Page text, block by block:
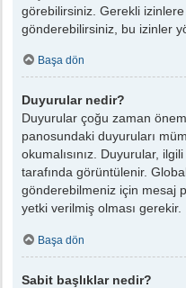
görebilirsiniz. Gerekli
gönderebilirsiniz, bu izinler
Başa dön
Duyurular nedir?
Duyurular çoğu zaman
panosundaki duyuruları
okumalısınız. Duyurular,
tarafında görüntülenir.
gönderebilmeniz için mesaj
yetki verilmiş olması gerekir.
Başa dön
Sabit başlıklar nedir?